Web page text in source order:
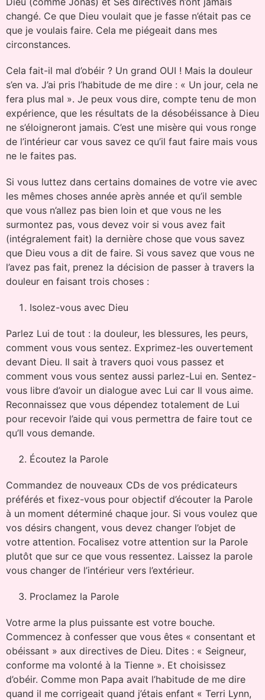
changé. Ce que Dieu voulait que je fasse n’était pas ce
que je voulais faire. Cela me piégeait dans mes
circonstances.
Cela fait-il mal d’obéir ? Un grand OUI ! Mais la douleur
s’en va. J’ai pris l’habitude de me dire : « Un jour, cela ne
fera plus mal ». Je peux vous dire, compte tenu de mon
expérience, que les résultats de la désobéissance à Dieu
ne s’éloigneront jamais. C’est une misère qui vous ronge
de l’intérieur car vous savez ce qu’il faut faire mais vous
ne le faites pas.
Si vous luttez dans certains domaines de votre vie avec
les mêmes choses année après année et qu’il semble
que vous n’allez pas bien loin et que vous ne les
surmontez pas, vous devez voir si vous avez fait
(intégralement fait) la dernière chose que vous savez
que Dieu vous a dit de faire. Si vous savez que vous ne
l’avez pas fait, prenez la décision de passer à travers la
douleur en faisant trois choses :
Isolez-vous avec Dieu
Parlez Lui de tout : la douleur, les blessures, les peurs,
comment vous vous sentez. Exprimez-les ouvertement
devant Dieu. Il sait à travers quoi vous passez et
comment vous vous sentez aussi parlez-Lui en. Sentez-
vous libre d’avoir un dialogue avec Lui car Il vous aime.
Reconnaissez que vous dépendez totalement de Lui
pour recevoir l’aide qui vous permettra de faire tout ce
qu’Il vous demande.
Écoutez la Parole
Commandez de nouveaux CDs de vos prédicateurs
préférés et fixez-vous pour objectif d’écouter la Parole
à un moment déterminé chaque jour. Si vous voulez que
vos désirs changent, vous devez changer l’objet de
votre attention. Focalisez votre attention sur la Parole
plutôt que sur ce que vous ressentez. Laissez la parole
vous changer de l’intérieur vers l’extérieur.
Proclamez la Parole
Votre arme la plus puissante est votre bouche.
Commencez à confesser que vous êtes « consentant et
obéissant » aux directives de Dieu. Dites : « Seigneur,
conforme ma volonté à la Tienne ». Et choisissez
d’obéir. Comme mon Papa avait l’habitude de me dire
quand il me corrigeait quand j’étais enfant « Terri Lynn,